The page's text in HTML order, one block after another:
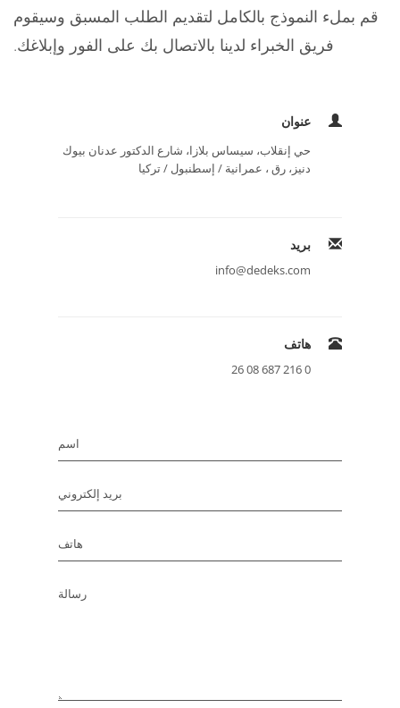
قم بملء النموذج بالكامل لتقديم الطلب المسبق وسيقوم
فريق الخبراء لدينا بالاتصال بك على الفور وإبلاغك.
عنوان
حي إنقلاب، سيساس بلازا، شارع الدكتور عدنان بيوك
دنيز، رق ، عمرانية / إسطنبول / تركيا
بريد
info@dedeks.com
هاتف
0 216 687 08 26
اسم
بريد إلكتروني
هاتف
رسالة